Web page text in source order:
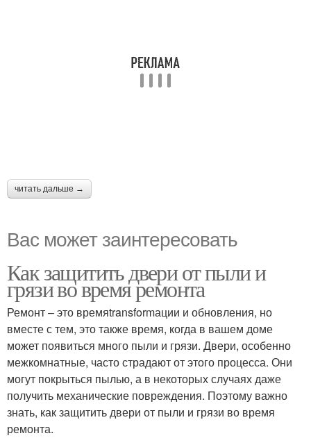
читать дальше →
Вас может заинтересовать
Как защитить двери от пыли и
грязи во время ремонта
Ремонт – это времяtransformации и обновления, но
вместе с тем, это также время, когда в вашем доме
может появиться много пыли и грязи. Двери, особенно
межкомнатные, часто страдают от этого процесса. Они
могут покрыться пылью, а в некоторых случаях даже
получить механические повреждения. Поэтому важно
знать, как защитить двери от пыли и грязи во время
ремонта.